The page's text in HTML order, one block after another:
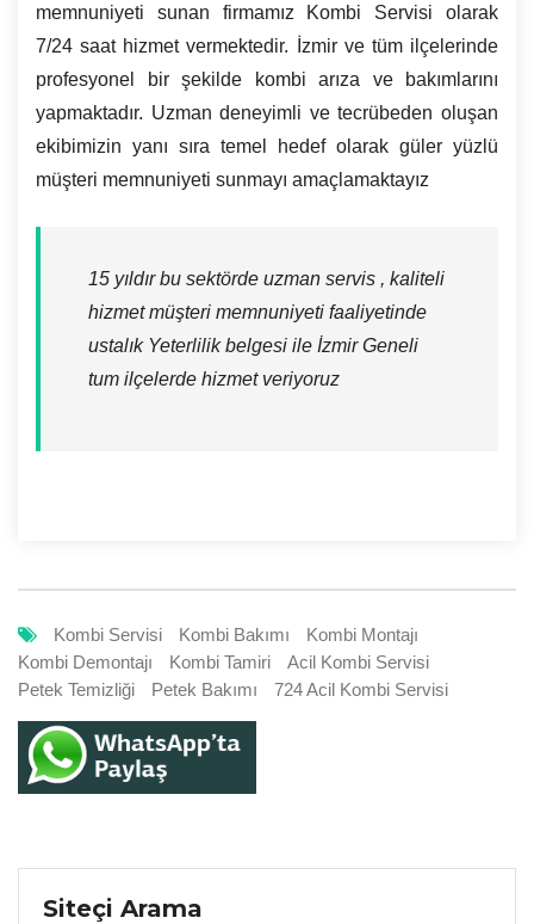
memnuniyeti sunan firmamız Kombi Servisi olarak
7/24 saat hizmet vermektedir. İzmir ve tüm ilçelerinde
profesyonel bir şekilde kombi arıza ve bakımlarını
yapmaktadır. Uzman deneyimli ve tecrübeden oluşan
ekibimizin yanı sıra temel hedef olarak güler yüzlü
müşteri memnuniyeti sunmayı amaçlamaktayız
15 yıldır bu sektörde uzman servis , kaliteli
hizmet müşteri memnuniyeti faaliyetinde
ustalık Yeterlilik belgesi ile İzmir Geneli
tum ilçelerde hizmet veriyoruz
Kombi Servisi Kombi Bakımı
Kombi Montajı
Kombi Demontajı
Kombi Tamiri
Acil Kombi Servisi
Petek Temizliği
Petek Bakımı 724 Acil Kombi Servisi
Siteçi Arama